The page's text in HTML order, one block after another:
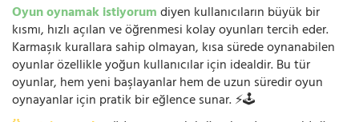
Oyun oynamak istiyorumdiyen kullanıcıların büyük bir
kısmı, hızlı açılan ve öğrenmesi kolay oyunları tercih eder.
Karmaşık kurallara sahip olmayan, kısa sürede oynanabilen
oyunlar özellikle yoğun kullanıcılar için idealdir. Bu tür
oyunlar, hem yeni başlayanlar hem de uzun süredir oyun
oynayanlar için pratik bir eğlence sunar. ⚡🕹️